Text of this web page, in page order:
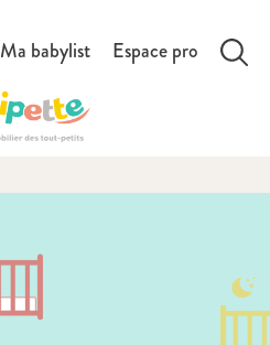
Ma babylist Espace pro